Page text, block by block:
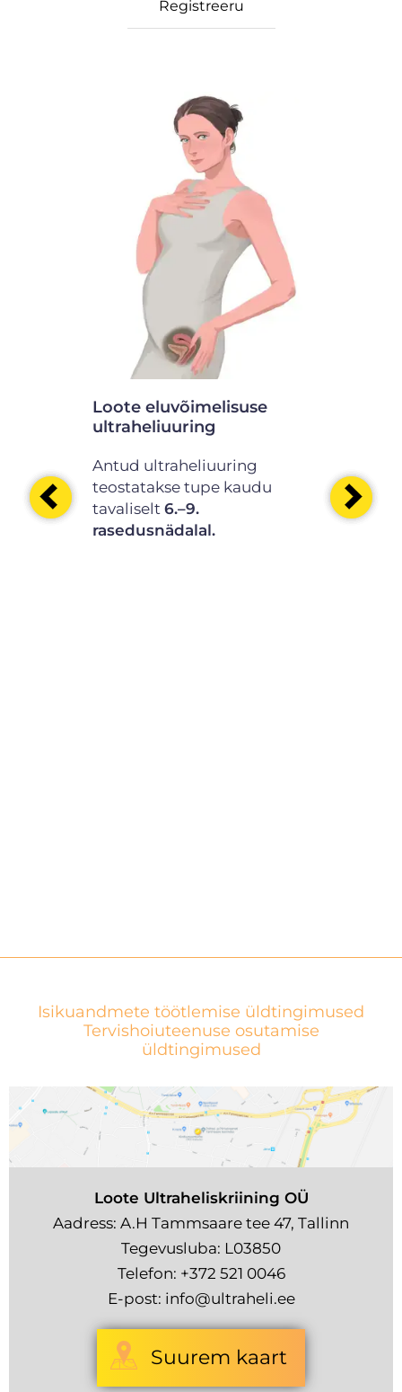
Loote eluvõimelisuse
ultraheliuuring
Antud ultraheliuuring
teostatakse tupe kaudu
tavaliselt 6.–9.
rasedusnädalal.
Antud
Isikuandmete töötlemise üldtingimused
Tervishoiuteenuse osutamise
üldtingimused
Loote Ultraheliskriining OÜ
Aadress: A.H Tammsaare tee 47, Tallinn
Tegevusluba: L03850
Telefon: +372 521 0046
E-post: info@ultraheli.ee
Suurem kaart